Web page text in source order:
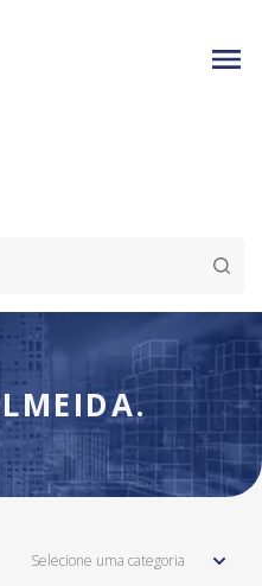
Selecione uma categoria